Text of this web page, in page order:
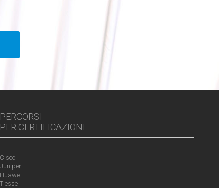
PERCORSI
PER CERTIFICAZIONI
Cisco
Juniper
Huawei
Tiesse